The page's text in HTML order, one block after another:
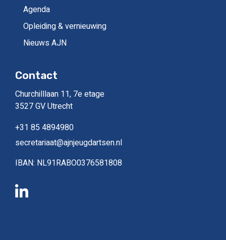
Agenda
Opleiding & vernieuwing
Nieuws AJN
Contact
Churchilllaan 11, 7e etage
3527 GV Utrecht
+31 85 4894980
secretariaat@ajnjeugdartsen.nl
IBAN: NL91RABO0376581808